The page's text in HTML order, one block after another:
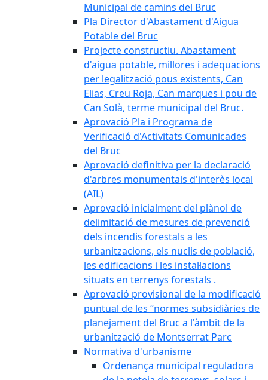
Municipal de camins del Bruc
Pla Director d'Abastament d'Aigua
Potable del Bruc
Projecte constructiu. Abastament
d'aigua potable, millores i adequacions
per legalització pous existents, Can
Elias, Creu Roja, Can marques i pou de
Can Solà, terme municipal del Bruc.
Aprovació Pla i Programa de
Verificació d'Activitats Comunicades
del Bruc
Aprovació definitiva per la declaració
d'arbres monumentals d'interès local
(AIL)
Aprovació inicialment del plànol de
delimitació de mesures de prevenció
dels incendis forestals a les
urbanitzacions, els nuclis de població,
les edificacions i les instal·lacions
situats en terrenys forestals .
Aprovació provisional de la modificació
puntual de les “normes subsidiàries de
planejament del Bruc a l'àmbit de la
urbanització de Montserrat Parc
Normativa d'urbanisme
Ordenança municipal reguladora